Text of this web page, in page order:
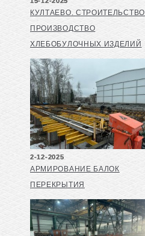
КУЛТАЕВО. СТРОИТЕЛЬСТВО
ПРОИЗВОДСТВО
ХЛЕБОБУЛОЧНЫХ ИЗДЕЛИЙ
2-12-2025
АРМИРОВАНИЕ БАЛОК
ПЕРЕКРЫТИЯ